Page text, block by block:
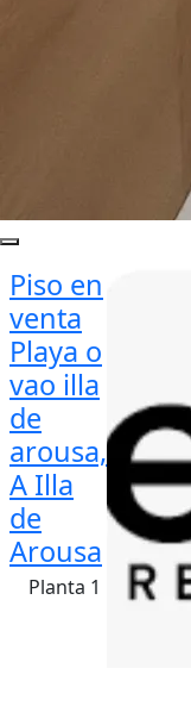
Piso en
venta
Playa o
vao illa
de
arousa,
A Illa
de
Arousa
Planta 1